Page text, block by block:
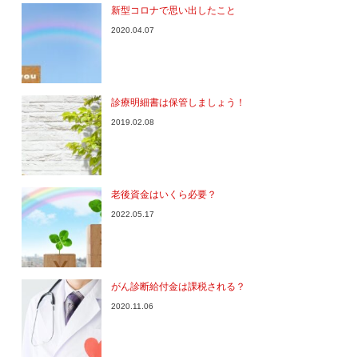
新型コロナで思い出したこと
2020.04.07
診療明細書は保管しましょう！
2019.02.08
老後資金はいくら必要？
2022.05.17
がん診断給付金は課税される？
2020.11.06